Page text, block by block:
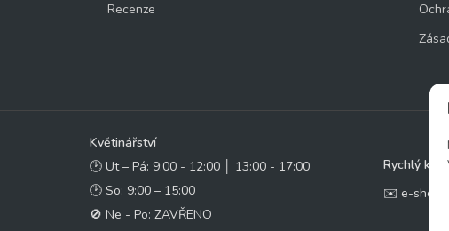
Recenze
Květinářství
🕑 Ut – Pá: 9:00 - 12:00 │ 13:00 - 17:00
🕑 So: 9:00 – 15:00
🚫 Ne - Po: ZAVŘENO
Rychlý
✉️ e-